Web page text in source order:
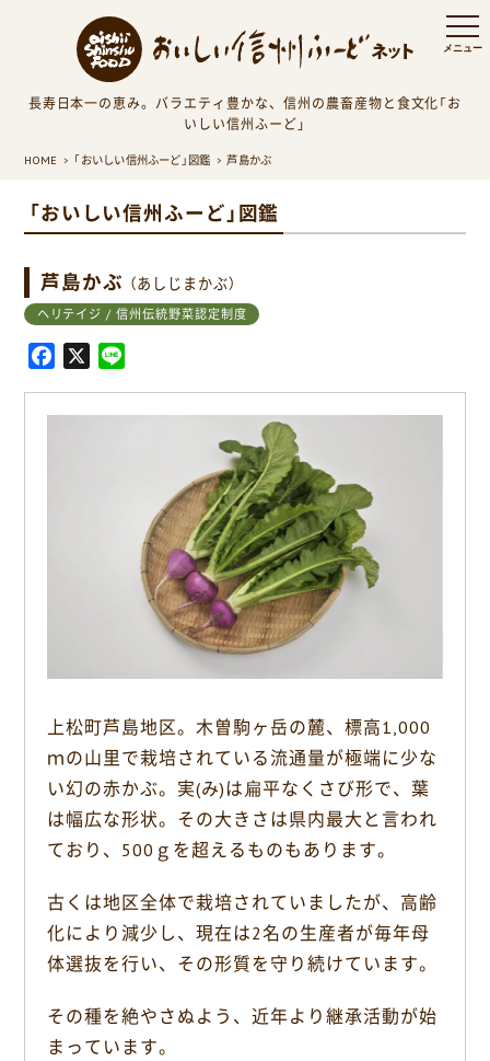
長寿日本一の恵み。バラエティ豊かな、信州の農畜産物と食文化「お
いしい信州ふーど」
HOME 「おいしい信州ふーど」図鑑 芦島かぶ
「おいしい信州ふーど」図鑑
芦島かぶ （あしじまかぶ）
ヘリテイジ / 信州伝統野菜認定制度
X
上松町芦島地区。木曽駒ヶ岳の麓、標高1,000
ｍの山里で栽培されている流通量が極端に少な
い幻の赤かぶ。実(み)は扁平なくさび形で、葉
は幅広な形状。その大きさは県内最大と言われ
ており、500ｇを超えるものもあります。
古くは地区全体で栽培されていましたが、高齢
化により減少し、現在は2名の生産者が毎年母
体選抜を行い、その形質を守り続けています。
その種を絶やさぬよう、近年より継承活動が始
まっています。